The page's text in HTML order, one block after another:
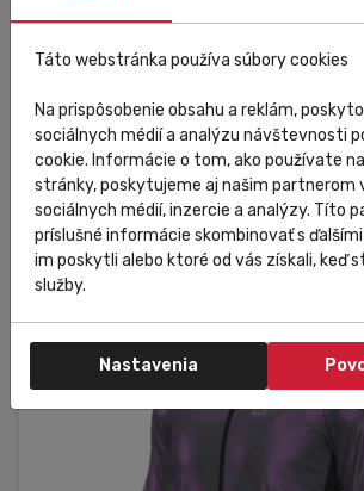
Skladom V predajni
Karpos
Skialpová bunda pánska Karpos
369,00 €
od197,90 €
Táto webstránka používa súbory cookies
Na prispôsobenie obsahu a reklám,
sociálnych médií a analýzu návštevnosti
cookie. Informácie o tom, ako používate
stránky, poskytujeme aj našim partnerom
sociálnych médií, inzercie a analýzy. Títo
príslušné informácie skombinovať s
im poskytli alebo ktoré od vás získali, keď
služby.
Nastavenia